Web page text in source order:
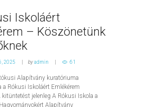
Iskoláért
– Köszönetünk
2025 byadmin 61
Alapítvány kuratóriuma
a Rókusi Iskoláért Emlékérem
jelenleg A Rókusi Iskola a
Alapítvány